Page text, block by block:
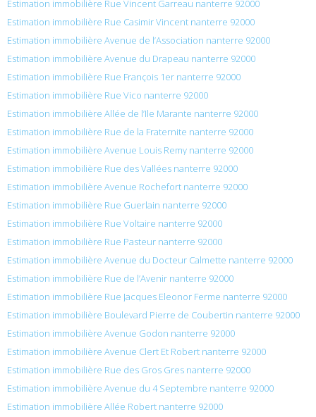
Estimation immobilière Rue Vincent Garreau nanterre 92000
Estimation immobilière Rue Casimir Vincent nanterre 92000
Estimation immobilière Avenue de l’Association nanterre 92000
Estimation immobilière Avenue du Drapeau nanterre 92000
Estimation immobilière Rue François 1er nanterre 92000
Estimation immobilière Rue Vico nanterre 92000
Estimation immobilière Allée de l’Ile Marante nanterre 92000
Estimation immobilière Rue de la Fraternite nanterre 92000
Estimation immobilière Avenue Louis Remy nanterre 92000
Estimation immobilière Rue des Vallées nanterre 92000
Estimation immobilière Avenue Rochefort nanterre 92000
Estimation immobilière Rue Guerlain nanterre 92000
Estimation immobilière Rue Voltaire nanterre 92000
Estimation immobilière Rue Pasteur nanterre 92000
Estimation immobilière Avenue du Docteur Calmette nanterre 92000
Estimation immobilière Rue de l’Avenir nanterre 92000
Estimation immobilière Rue Jacques Eleonor Ferme nanterre 92000
Estimation immobilière Boulevard Pierre de Coubertin nanterre 92000
Estimation immobilière Avenue Godon nanterre 92000
Estimation immobilière Avenue Clert Et Robert nanterre 92000
Estimation immobilière Rue des Gros Gres nanterre 92000
Estimation immobilière Avenue du 4 Septembre nanterre 92000
Estimation immobilière Allée Robert nanterre 92000